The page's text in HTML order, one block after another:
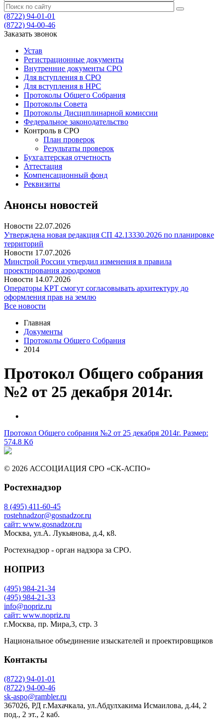
(8722) 94-01-01
(8722) 94-00-46
Заказать звонок
Устав
Регистрационные документы
Внутренние документы СРО
Для вступления в СРО
Для вступления в НРС
Протоколы Общего Собрания
Протоколы Совета
Протоколы Дисциплинарной комиссии
Федеральное законодательство
Контроль в СРО
План проверок
Результаты проверок
Бухгалтерская отчетность
Аттестация
Компенсационный фонд
Реквизиты
Анонсы новостей
Новости 22.07.2026
Утверждена новая редакция СП 42.13330.2026 по планировке
территорий
Новости 17.07.2026
Минстрой России утвердил изменения в правила
проектирования аэродромов
Новости 14.07.2026
Операторы КРТ смогут согласовывать архитектуру до
оформления прав на землю
Все новости
Главная
Документы
Протоколы Общего Собрания
2014
Протокол Общего собрания
№2 от 25 декабря 2014г.
Протокол Общего собрания №2 от 25 декабря 2014г. Размер:
574.8 Кб
© 2026 АССОЦИАЦИЯ СРО «СК-АСПО»
Ростехнадзор
8 (495) 411-60-45
rostehnadzor@gosnadzor.ru
сайт: www.gosnadzor.ru
Москва, ул.А. Лукьянова, д.4, к8.
Ростехнадзор - орган надзора за СРО.
НОПРИЗ
(495) 984-21-34
(495) 984-21-33
info@nopriz.ru
сайт: www.nopriz.ru
г.Москва, пр. Мира,3, стр. 3
Национальное объединение изыскателей и проектировщиков
Контакты
(8722) 94-01-01
(8722) 94-00-46
sk-aspo@rambler.ru
367026, РД г.Махачкала, ул.Абдулхакима Исмаилова, д.44, 2
под., 2 эт., 2 каб.